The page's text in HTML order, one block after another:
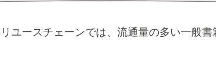
ユースチェーンでは、流通量の多い一般